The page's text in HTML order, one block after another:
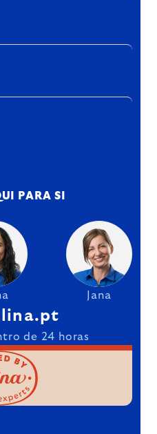
PARA SI
Jana
de 24 horas